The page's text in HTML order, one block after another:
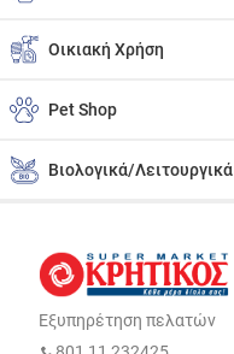
Οικιακή Χρήση
Pet Shop
Βιολογικά/Λειτουργικά
Εξυπηρέτηση πελατών